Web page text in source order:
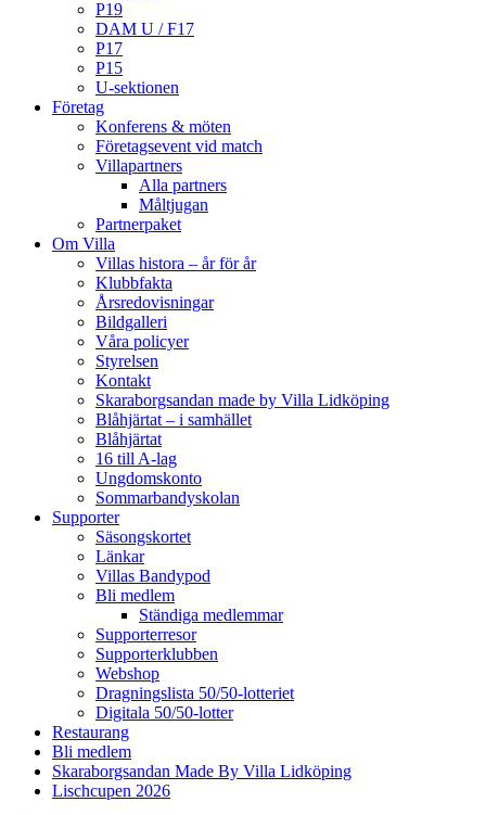
P19
DAM U / F17
P17
P15
U-sektionen
Företag
Konferens & möten
Företagsevent vid match
Villapartners
Alla partners
Måltjugan
Partnerpaket
Om Villa
Villas histora – år för år
Klubbfakta
Årsredovisningar
Bildgalleri
Våra policyer
Styrelsen
Kontakt
Skaraborgsandan made by Villa Lidköping
Blåhjärtat – i samhället
Blåhjärtat
16 till A-lag
Ungdomskonto
Sommarbandyskolan
Supporter
Säsongskortet
Länkar
Villas Bandypod
Bli medlem
Ständiga medlemmar
Supporterresor
Supporterklubben
Webshop
Dragningslista 50/50-lotteriet
Digitala 50/50-lotter
Restaurang
Bli medlem
Skaraborgsandan Made By Villa Lidköping
Lischcupen 2026